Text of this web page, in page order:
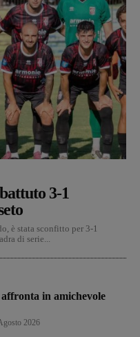
3-1
è stata sconfitto per 3-1
di serie...
in amichevole
2026